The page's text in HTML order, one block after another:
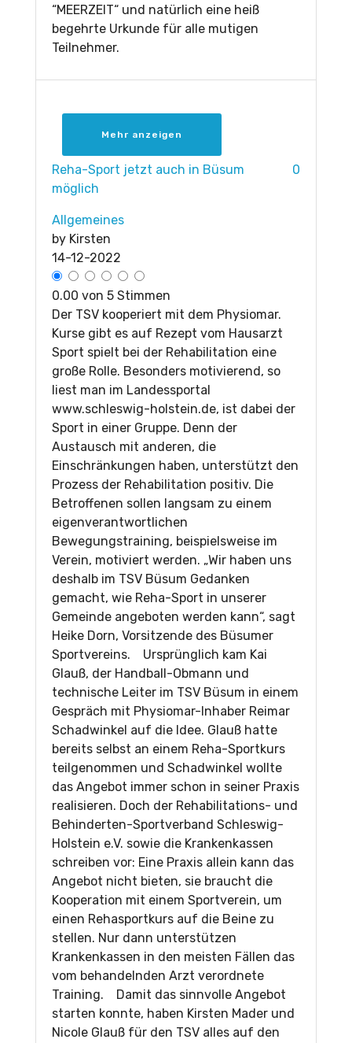
“MEERZEIT“ und natürlich eine heiß
begehrte Urkunde für alle mutigen
Teilnehmer.
Mehr anzeigen
0
Reha-Sport jetzt auch in Büsum
möglich
Allgemeines
by Kirsten
14-12-2022
0.00 von 5 Stimmen
Der TSV kooperiert mit dem Physiomar.
Kurse gibt es auf Rezept vom Hausarzt
Sport spielt bei der Rehabilitation eine
große Rolle. Besonders motivierend, so
liest man im Landessportal
www.schleswig-holstein.de, ist dabei der
Sport in einer Gruppe. Denn der
Austausch mit anderen, die
Einschränkungen haben, unterstützt den
Prozess der Rehabilitation positiv. Die
Betroffenen sollen langsam zu einem
eigenverantwortlichen
Bewegungstraining, beispielsweise im
Verein, motiviert werden. „Wir haben uns
deshalb im TSV Büsum Gedanken
gemacht, wie Reha-Sport in unserer
Gemeinde angeboten werden kann“, sagt
Heike Dorn, Vorsitzende des Büsumer
Sportvereins. Ursprünglich kam Kai
Glauß, der Handball-Obmann und
technische Leiter im TSV Büsum in einem
Gespräch mit Physiomar-Inhaber Reimar
Schadwinkel auf die Idee. Glauß hatte
bereits selbst an einem Reha-Sportkurs
teilgenommen und Schadwinkel wollte
das Angebot immer schon in seiner Praxis
realisieren. Doch der Rehabilitations- und
Behinderten-Sportverband Schleswig-
Holstein e.V. sowie die Krankenkassen
schreiben vor: Eine Praxis allein kann das
Angebot nicht bieten, sie braucht die
Kooperation mit einem Sportverein, um
einen Rehasportkurs auf die Beine zu
stellen. Nur dann unterstützen
Krankenkassen in den meisten Fällen das
vom behandelnden Arzt verordnete
Training. Damit das sinnvolle Angebot
starten konnte, haben Kirsten Mader und
Nicole Glauß für den TSV alles auf den